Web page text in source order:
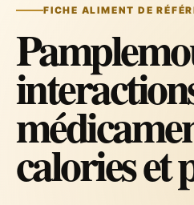
FICHE ALIMENT DE
calories et